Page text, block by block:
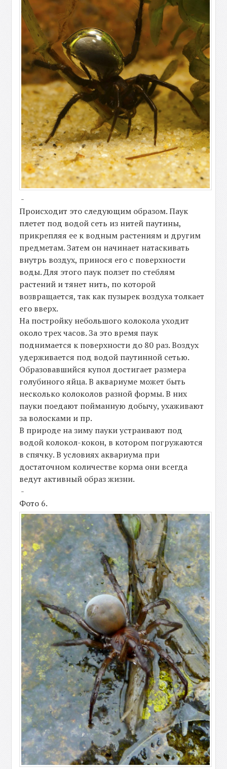
-
Происходит это следующим образом. Паук
плетет под водой сеть из нитей паутины,
прикрепляя ее к водным растениям и другим
предметам. Затем он начинает натаскивать
внутрь воздух, принося его с поверхности
воды. Для этого паук ползет по стеблям
растений и тянет нить, по которой
возвращается, так как пузырек воздуха толкает
его вверх.
На постройку небольшого колокола уходит
около трех часов. За это время паук
поднимается к поверхности до 80 раз. Воздух
удерживается под водой паутинной сетью.
Образовавшийся купол достигает размера
голубиного яйца. В аквариуме может быть
несколько колоколов разной формы. В них
пауки поедают пойманную добычу, ухаживают
за волосками и пр.
В природе на зиму пауки устраивают под
водой колокол-кокон, в котором погружаются
в спячку. В условиях аквариума при
достаточном количестве корма они всегда
ведут активный образ жизни.
-
Фото 6.